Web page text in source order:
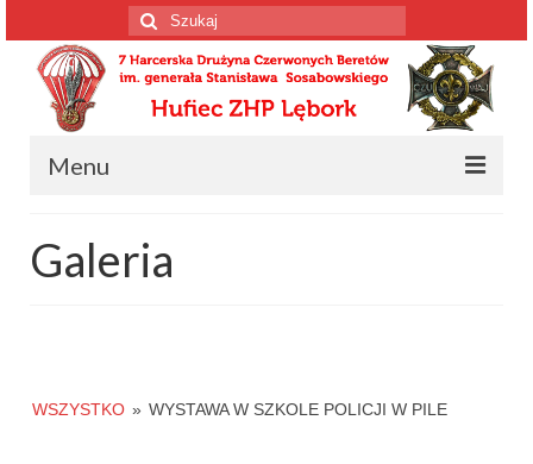
Szuklaj
w:
Menu
Informacja o drużynie
Galeria
WSZYSTKO » WYSTAWA W SZKOLE POLICJI W PILE